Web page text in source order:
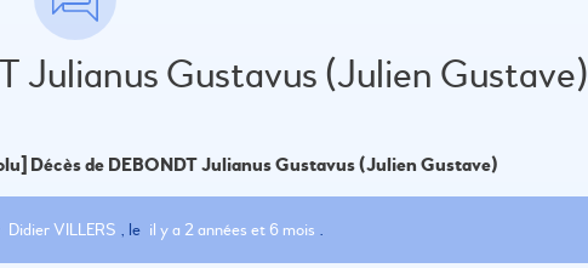
Julianus Gustavus (Julien Gustave)
Décès de DEBONDT Julianus Gustavus (Julien Gustave)
Didier VILLERS , le il y a 2 années et 6 mois .